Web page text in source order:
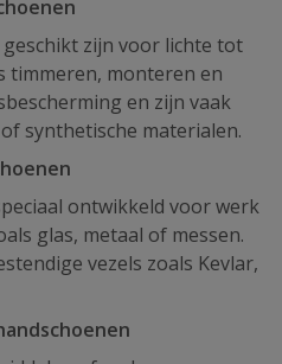
zijn voor lichte tot
timmeren, monteren en
en zijn vaak
synthetische materialen.
ontwikkeld voor werk
glas, metaal of messen.
vezels zoals Kevlar,